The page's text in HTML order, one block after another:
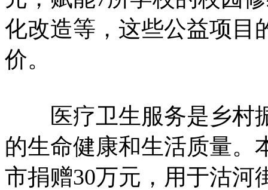
化改造等，这些公益项目
价。
医疗卫生服务是乡村
的生命健康和生活质量。
市捐赠30万元，用于沽河